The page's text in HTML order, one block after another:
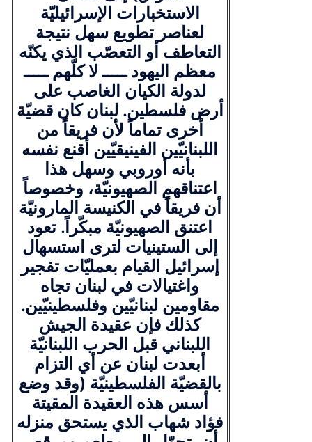
الاستخبارات الإسرائيليّة
لعناصر تطويع سهل نتيجة
التعاطف أو التعصّب الذي يكنّه
معظم اليهود ـــــ لا كلّهم ـــــ
لدولة الكيان الغاصب على
أرض فلسطين. لبنان كان قضيّة
أخرى تماماً لأن فريقاً من
اللبنانيّين الفينيقيّين أقنع نفسه
بأنه أوروبي وسهل هذا
اعتناقهم الصهيونيّة، وخصوصاً
أن فريقاً في الكنيسة المارونيّة
اعتنق الصهيونيّة مبكّراً. تعود
إلى الستينيات لترى استسهال
إسرائيل القيام بعمليّات تفجير
واغتيالات في لبنان تجاه
مقاومين لبنانيّين وفلسطينيّين.
كذلك فإن عقيدة الجيش
اللبناني قبل الحرب اللبنانيّة
أبعدت لبنان عن أي التزام
بالقضيّة الفلسطينيّة (وقد وضع
أسس هذه العقيدة المقيتة
فؤاد شهاب الذي يستحق منزله